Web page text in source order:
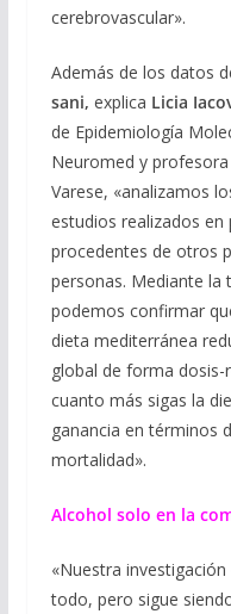
cerebrovascular».
Además de los datos
sani, explica Licia
de Epidemiología
Neuromed y
Varese, «analizamos
estudios realizados
procedentes de otros
personas. Mediante la
podemos confirmar
dieta mediterránea
global de forma dosis-
cuanto más sigas la
ganancia en términos
mortalidad».
Alcohol solo en la
«Nuestra
todo, pero sigue